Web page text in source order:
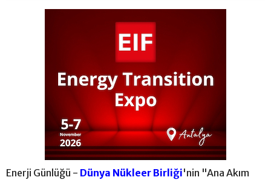
Enerji Günlüğü - Dünya Nükleer Birliği'nin "Ana Akım